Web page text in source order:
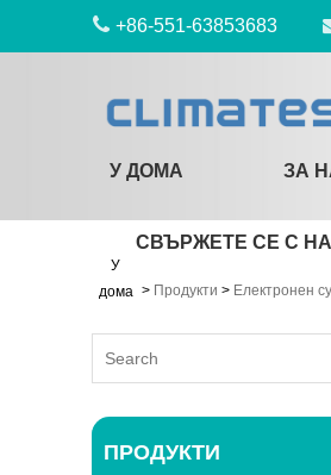
+86-551-63853683
У ДОМА ЗА
СВЪРЖЕТЕ СЕ С
У
дома > Продукти > Електронен
ПРОДУКТИ